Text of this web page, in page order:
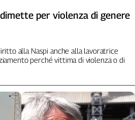
per violenza di genere
alla Naspi anche alla lavoratrice
perché vittima di violenza o di